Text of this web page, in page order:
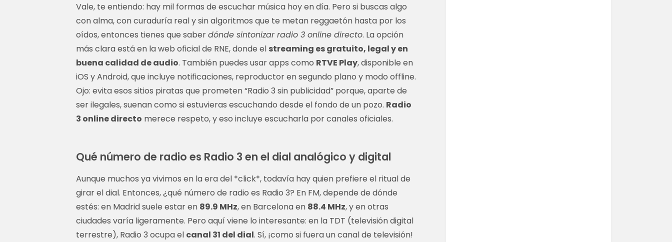
Vale, te entiendo: hay mil formas de escuchar música hoy en día. Pero si buscas algo
con alma, con curaduría real y sin algoritmos que te metan reggaetón hasta por los
oídos, entonces tienes que saberdónde sintonizar radio 3 online directo. La opción
más clara está en la web oficial de RNE, donde el streaming es gratuito, legal y en
buena calidad de audio. También puedes usar apps como RTVE Play, disponible en
iOS y Android, que incluye notificaciones, reproductor en segundo plano y modo offline.
Ojo: evita esos sitios piratas que prometen “Radio 3 sin publicidad” porque, aparte de
ser ilegales, suenan como si estuvieras escuchando desde el fondo de un pozo. Radio
3 online directo merece respeto, y eso incluye escucharla por canales oficiales.
Qué número de radio es Radio 3 en el dial analógico y digital
Aunque muchos ya vivimos en la era del *click*, todavía hay quien prefiere el ritual de
girar el dial. Entonces, ¿qué número de radio es Radio 3? En FM, depende de dónde
estés: en Madrid suele estar en 89.9 MHz, en Barcelona en 88.4 MHz, y en otras
ciudades varía ligeramente. Pero aquí viene lo interesante: en la TDT (televisión digital
terrestre), Radio 3 ocupa el canal 31 del dial. Sí, ¡como si fuera un canal de televisión!